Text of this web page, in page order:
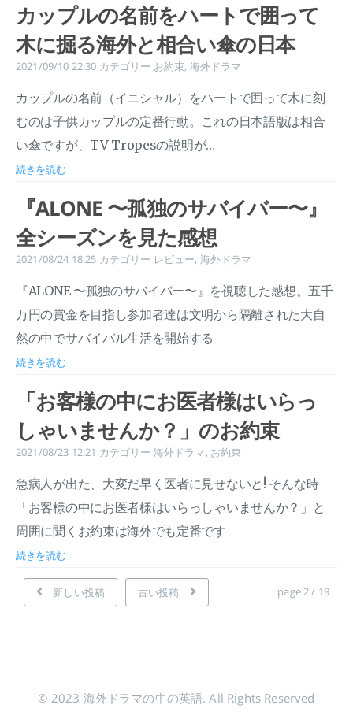
カップルの名前をハートで囲って
木に掘る海外と相合い傘の日本
2021/09/10 22:30 カテゴリー お約束, 海外ドラマ
カップルの名前（イニシャル）をハートで囲って木に刻
むのは子供カップルの定番行動。これの日本語版は相合
い傘ですが、TV Tropesの説明が…
続きを読む
『ALONE 〜孤独のサバイバー〜』
全シーズンを見た感想
2021/08/24 18:25 カテゴリー レビュー, 海外ドラマ
『ALONE 〜孤独のサバイバー〜』を視聴した感想。五千
万円の賞金を目指し参加者達は文明から隔離された大自
然の中でサバイバル生活を開始する
続きを読む
「お客様の中にお医者様はいらっ
しゃいませんか？」のお約束
2021/08/23 12:21 カテゴリー 海外ドラマ, お約束
急病人が出た、大変だ早く医者に見せないと! そんな時
「お客様の中にお医者様はいらっしゃいませんか？」と
周囲に聞くお約束は海外でも定番です
続きを読む
新しい投稿 古い投稿 page 2 / 19
© 2023 海外ドラマの中の英語. All Rights Reserved